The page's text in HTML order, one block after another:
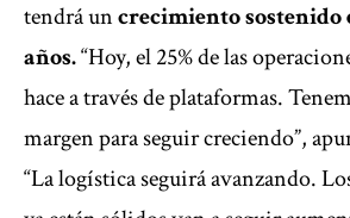
tendrá uncrecimiento sostenido
años.“Hoy, el 25% de las
hace a través de plataformas.
margen para seguir creciendo”,
“La logística seguirá avanzando.